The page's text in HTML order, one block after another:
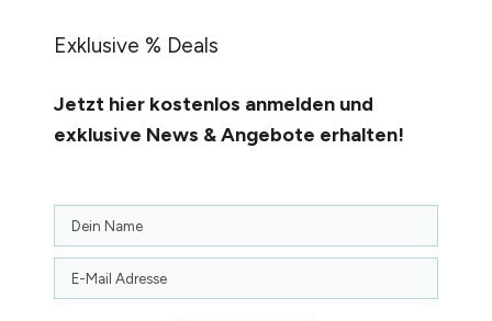
Exklusive % Deals
Jetzt hier kostenlos anmelden und
exklusive News & Angebote erhalten!